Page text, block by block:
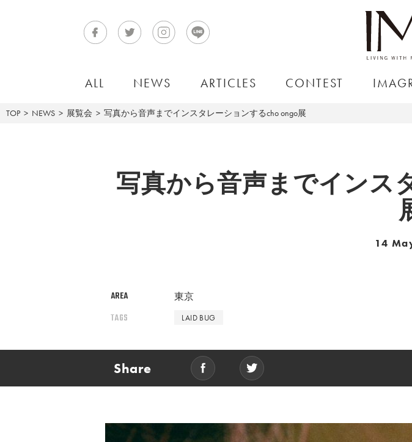
ALL NEWS ARTICLES CONTEST
TOP NEWS 展覧会 写真から音声までインスタレーションするcho ongo展
写真から音声までインス
14
AREA 東京
TAGS LAID BUG
Share